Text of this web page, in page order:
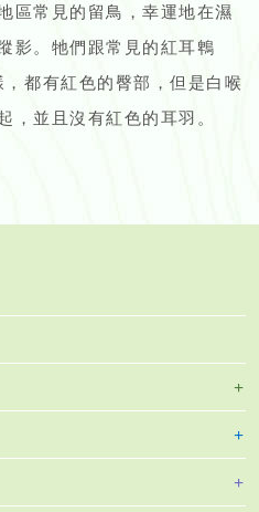
區常見的留鳥，幸運地在濕
影。牠們跟常見的紅耳鵯
，都有紅色的臀部，但是白喉
，並且沒有紅色的耳羽。